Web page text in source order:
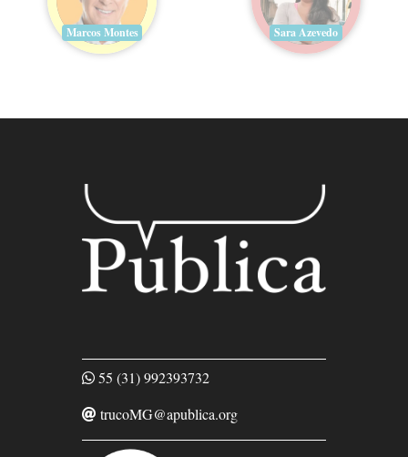
Marcos Montes Sara Azevedo
55 (31) 992393732
trucoMG@apublica.org